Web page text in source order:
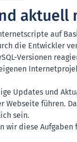
aktuell
auf
die Entwickler
Versionen
Updates und
Webseite führen.
sein.
wir diese